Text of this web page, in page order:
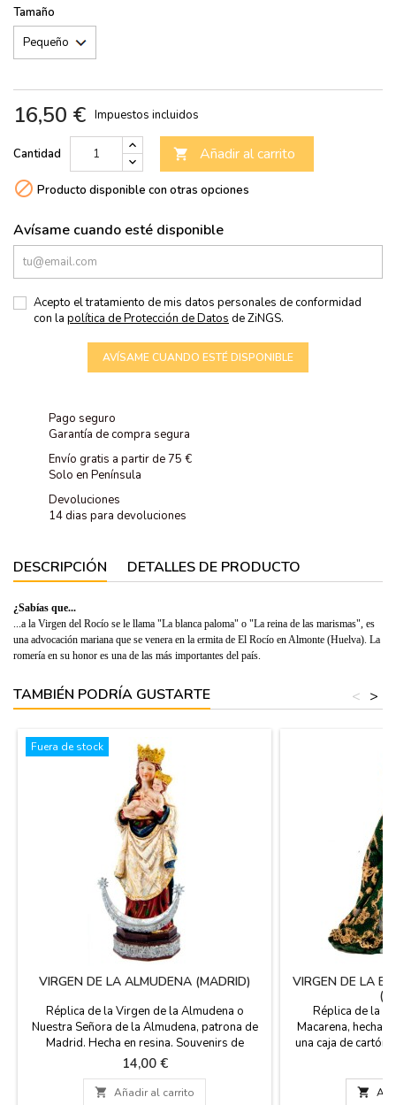
Tamaño
16,50 € Impuestos incluidos
Cantidad  Añadir al carrito
 Producto disponible con otras opciones
Avísame cuando esté disponible
Acepto el tratamiento de mis datos personales de conformidad
con la política de Protección de Datos de ZiNGS.
AVÍSAME CUANDO ESTÉ DISPONIBLE
Pago seguro
Garantía de compra segura
Envío gratis a partir de 75 €
Solo en Península
Devoluciones
14 dias para devoluciones
DESCRIPCIÓN DETALLES DE PRODUCTO
¿Sabías que...
...a la Virgen del Rocío se le llama "La blanca paloma" o "La reina de las marismas", es
una advocación mariana que se venera en la ermita de El Rocío en Almonte (Huelva). La
romería en su honor es una de las más importantes del país.
TAMBIÉN PODRÍA GUSTARTE >
<
Fuera de stock
VIRGEN DE LA ALMUDENA (MADRID)
Réplica de la Virgen de la Almudena o
Nuestra Señora de la Almudena, patrona de
Madrid. Hecha en resina. Souvenirs de
España. Medidas: Pequeña: 10 cm alto
Mediana: 15 cm alto
Precio
14,00 €
 Añadir al carrito
VIRGEN DE LA
Réplica de la
Macarena, hecha
una caja de cartón
Medidas:
cartón)
